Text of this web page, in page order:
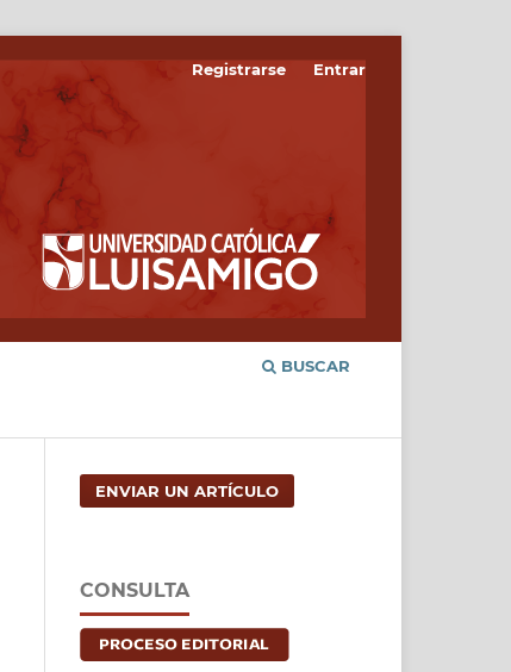
BUSCAR
Registrarse Entrar
ENVIAR UN ARTÍCULO
CONSULTA